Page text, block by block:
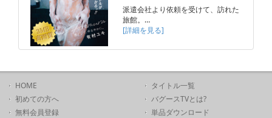
派遣会社より依頼を受けて、訪れた
旅館。…
[詳細を見る]
HOME
初めての方へ
無料会員登録
タイトル一覧
バグースTVとは?
単品ダウンロード